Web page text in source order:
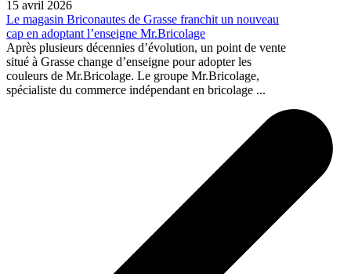
15 avril 2026
Le magasin Briconautes de Grasse franchit un nouveau
cap en adoptant l’enseigne Mr.Bricolage
Après plusieurs décennies d’évolution, un point de vente
situé à Grasse change d’enseigne pour adopter les
couleurs de Mr.Bricolage. Le groupe Mr.Bricolage,
spécialiste du commerce indépendant en bricolage ...